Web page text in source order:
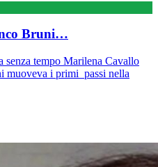
Bruni…
senza tempo Marilena Cavallo
muoveva i primi passi nella